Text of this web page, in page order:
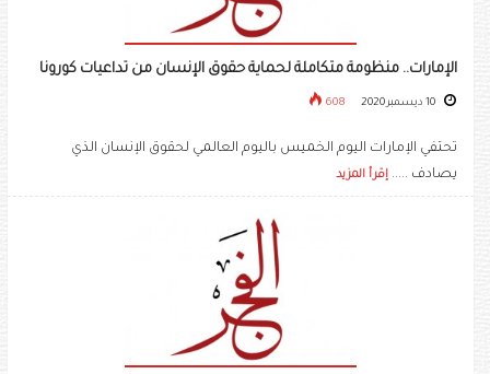
الإمارات.. منظومة متكاملة لحماية حقوق الإنسان من تداعيات كورونا
608
تحتفي الإمارات اليوم الخميس باليوم العالمي لحقوق الإنسان الذي
يصادف ..... إقرأ المزيد